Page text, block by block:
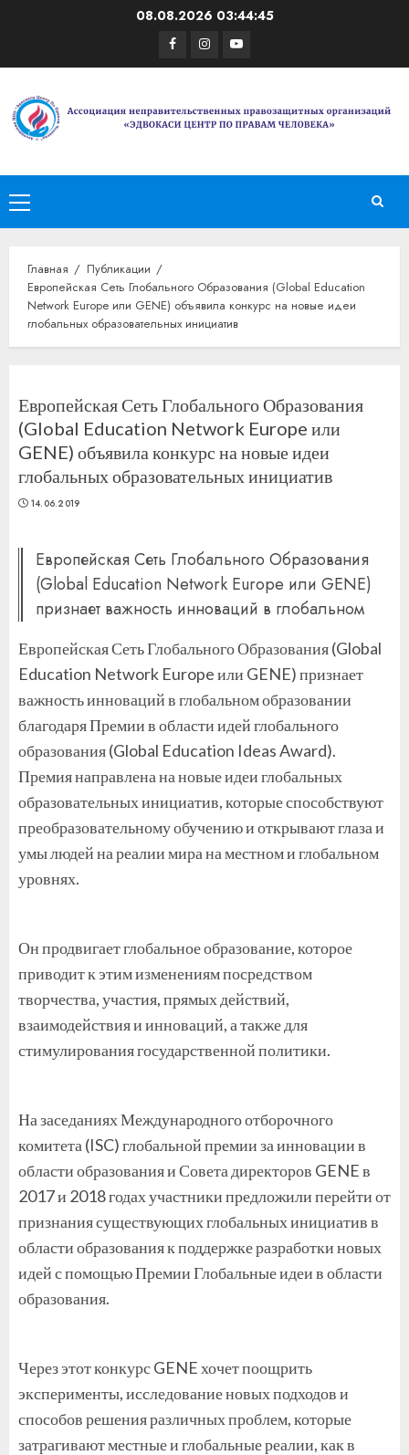
08.08.2026 03:44:46
Facebook
Instagram
Youtube
Основное
меню
Главная
Публикации
Европейская Сеть Глобального Образования (Global Education
Network Europe или GENE) объявила конкурс на новые идеи
глобальных образовательных инициатив
Европейская Сеть Глобального Образования
(Global Education Network Europe или
GENE) объявила конкурс на новые идеи
глобальных образовательных инициатив
14.06.2019
Европейская Сеть Глобального Образования
(Global Education Network Europe или GENE)
признает важность инноваций в глобальном
Европейская Сеть Глобального Образования (Global
Education Network Europe или GENE) признает
важность инноваций в глобальном образовании
благодаря Премии в области идей глобального
образования (Global Education Ideas Award).
Премия направлена на новые идеи глобальных
образовательных инициатив, которые способствуют
преобразовательному обучению и открывают глаза и
умы людей на реалии мира на местном и глобальном
уровнях.
Он продвигает глобальное образование, которое
приводит к этим изменениям посредством
творчества, участия, прямых действий,
взаимодействия и инноваций, а также для
стимулирования государственной политики.
На заседаниях Международного отборочного
комитета (ISC) глобальной премии за инновации в
области образования и Совета директоров GENE в
2017 и 2018 годах участники предложили перейти от
признания существующих глобальных инициатив в
области образования к поддержке разработки новых
идей с помощью Премии Глобальные идеи в области
образования.
Через этот конкурс GENE хочет поощрить
эксперименты, исследование новых подходов и
способов решения различных проблем, которые
затрагивают местные и глобальные реалии, как в